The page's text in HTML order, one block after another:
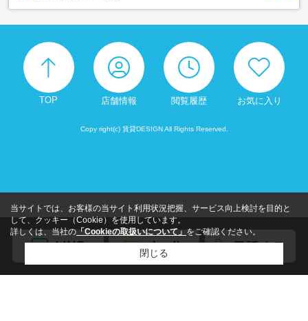
TOP 店舗情報 閲覧履歴 お気に入り
Copy right(c) 賃貸DESIGN All Rights Reserved.
当サイトでは、お客様の当サイト利用状況把握、サービス向上検討を目的と
して、クッキー（Cookie）を使用しています。
詳しくは、当社の 「Cookieの取扱いについて」 をご確認ください。
閉じる